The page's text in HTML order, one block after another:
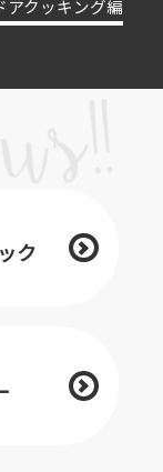
アクッキング編
ク